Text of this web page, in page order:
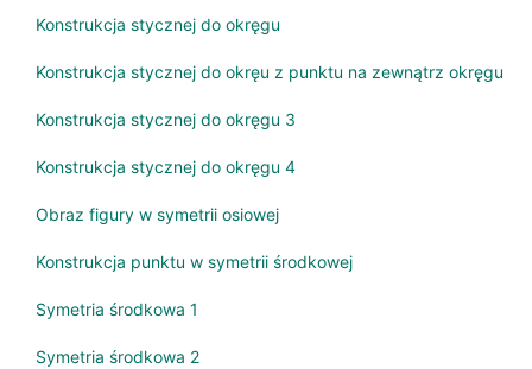
Konstrukcja stycznej do okręgu
Konstrukcja stycznej do okręu z punktu na zewnątrz okręgu
Konstrukcja stycznej do okręgu 3
Konstrukcja stycznej do okręgu 4
Obraz figury w symetrii osiowej
Konstrukcja punktu w symetrii środkowej
Symetria środkowa 1
Symetria środkowa 2